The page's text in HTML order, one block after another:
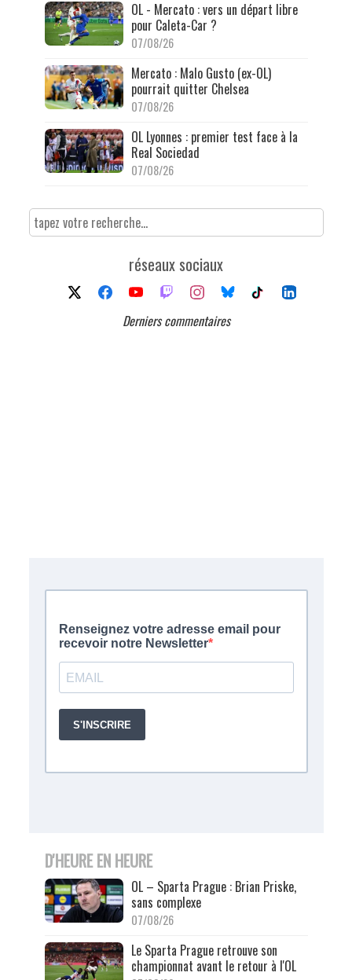
OL - Mercato : vers un départ libre
pour Caleta-Car ?
07/08/26
Mercato : Malo Gusto (ex-OL)
pourrait quitter Chelsea
07/08/26
OL Lyonnes : premier test face à la
Real Sociedad
07/08/26
réseaux sociaux
Derniers commentaires
D'HEURE EN HEURE
OL – Sparta Prague : Brian Priske,
sans complexe
07/08/26
Le Sparta Prague retrouve son
championnat avant le retour à l'OL